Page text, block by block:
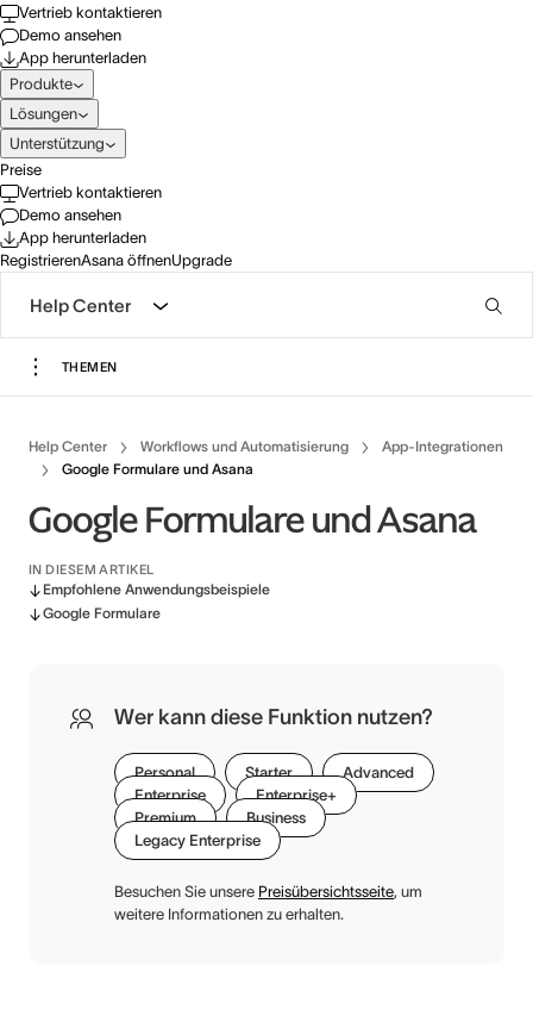
Vertrieb kontaktieren
Demo ansehen
App herunterladen
Produkte
Lösungen
Unterstützung
Preise
Vertrieb kontaktieren
Demo ansehen
App herunterladen
RegistrierenAsana öffnenUpgrade
Help Center
THEMEN
Help Center Workflows und Automatisierung
App-Integrationen
Google Formulare und Asana
Google Formulare und Asana
IN DIESEM ARTIKEL
Empfohlene Anwendungsbeispiele
Google Formulare
Wer kann diese Funktion nutzen?
Personal Starter
Advanced
Enterprise
Enterprise+
Premium
Business
Legacy Enterprise
Besuchen Sie unsere Preisübersichtsseite, um
weitere Informationen zu erhalten.